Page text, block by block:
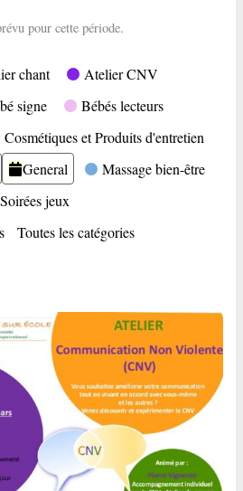
pour cette période.
chant
Atelier CNV
signe
Bébés lecteurs
Cosmétiques et Produits d'entretien
General
Massage bien-être
Soirées jeux
Toutes les catégories